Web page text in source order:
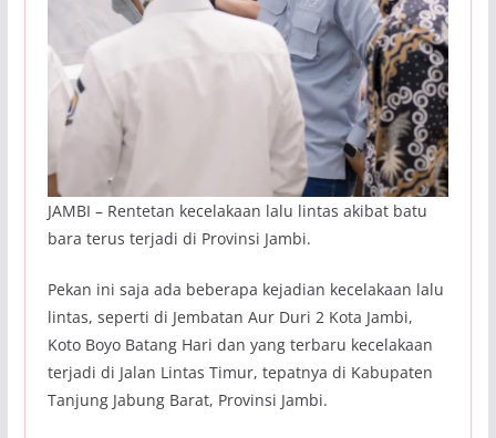
JAMBI – Rentetan kecelakaan lalu lintas akibat batu
bara terus terjadi di Provinsi Jambi.
Pekan ini saja ada beberapa kejadian kecelakaan lalu
lintas, seperti di Jembatan Aur Duri 2 Kota Jambi,
Koto Boyo Batang Hari dan yang terbaru kecelakaan
terjadi di Jalan Lintas Timur, tepatnya di Kabupaten
Tanjung Jabung Barat, Provinsi Jambi.‎